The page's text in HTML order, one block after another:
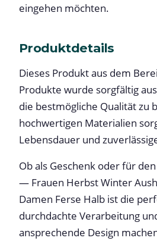
eingehen möchten.
Produktdetails
Dieses Produkt aus dem
Produkte wurde sorgfältig
die bestmögliche Qualität zu
hochwertigen Materialien
Lebensdauer und
Ob als Geschenk oder für
— Frauen Herbst Winter
Damen Ferse Halb ist die
durchdachte Verarbeitung
ansprechende Design